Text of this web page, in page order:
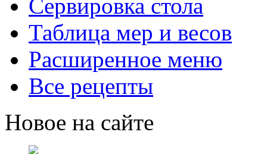
Сервировка стола
Таблица мер и весов
Расширенное меню
Все рецепты
Новое на сайте